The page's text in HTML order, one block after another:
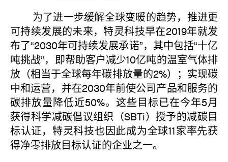
为了进一步缓解全球变暖的趋势，推进更
可持续发展的未来，特灵科技早在2019年就发
布了“2030年可持续发展承诺”，其中包括“十亿
吨挑战”，即帮助客户减少10亿吨的温室气体排
放（相当于全球每年碳排放量的2%）；实现碳
中和运营，并在2030年前使公司产品和服务的
碳排放量降低近50%。这些目标已在今年5月
获得科学减碳倡议组织（SBTi）授予的减碳目
标认证，特灵科技也因此成为全球11家率先获
得净零排放目标认证的企业之一。